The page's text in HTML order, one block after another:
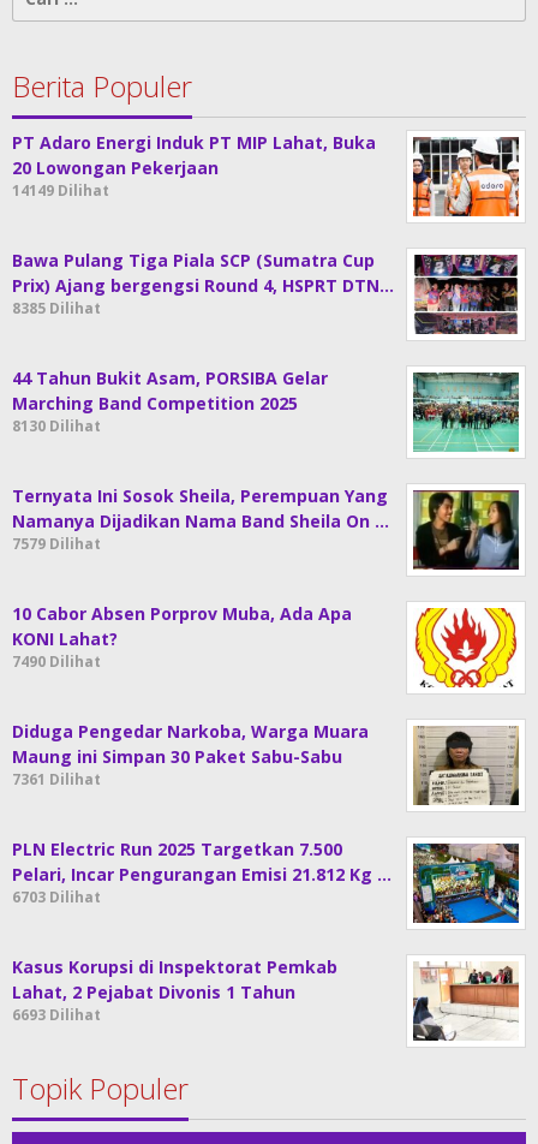
untuk:
Berita Populer
PT Adaro Energi Induk PT MIP Lahat, Buka
20 Lowongan Pekerjaan
14149 Dilihat
Bawa Pulang Tiga Piala SCP (Sumatra Cup
Prix) Ajang bergengsi Round 4, HSPRT DTN…
8385 Dilihat
44 Tahun Bukit Asam, PORSIBA Gelar
Marching Band Competition 2025
8130 Dilihat
Ternyata Ini Sosok Sheila, Perempuan Yang
Namanya Dijadikan Nama Band Sheila On …
7579 Dilihat
10 Cabor Absen Porprov Muba, Ada Apa
KONI Lahat?
7490 Dilihat
Diduga Pengedar Narkoba, Warga Muara
Maung ini Simpan 30 Paket Sabu-Sabu
7361 Dilihat
PLN Electric Run 2025 Targetkan 7.500
Pelari, Incar Pengurangan Emisi 21.812 Kg …
6703 Dilihat
Kasus Korupsi di Inspektorat Pemkab
Lahat, 2 Pejabat Divonis 1 Tahun
6693 Dilihat
Topik Populer